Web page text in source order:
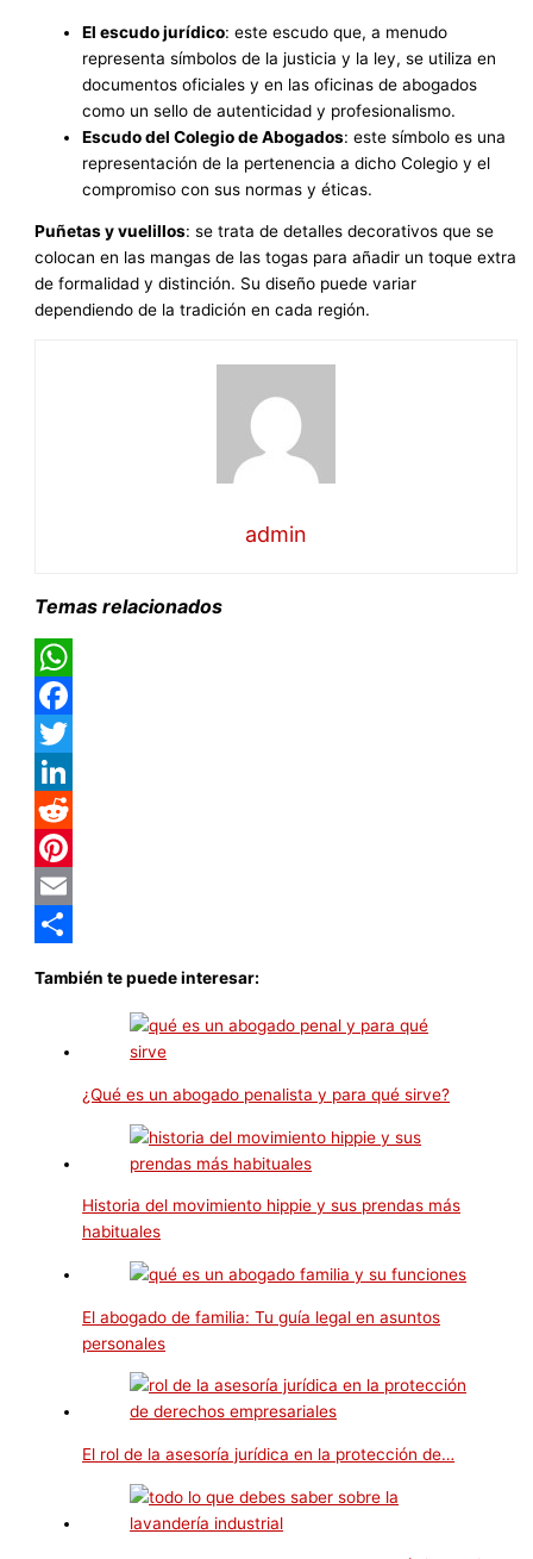
El escudo jurídico: este escudo que, a menudo
representa símbolos de la justicia y la ley, se utiliza en
documentos oficiales y en las oficinas de abogados
como un sello de autenticidad y profesionalismo.
Escudo del Colegio de Abogados: este símbolo es una
representación de la pertenencia a dicho Colegio y el
compromiso con sus normas y éticas.
Puñetas y vuelillos: se trata de detalles decorativos que se
colocan en las mangas de las togas para añadir un toque extra
de formalidad y distinción. Su diseño puede variar
dependiendo de la tradición en cada región.
admin
Temas relacionados
WhatsApp
Facebook
Twitter
LinkedIn
Reddit
Pinterest
Email
También te puede interesar:
¿Qué es un abogado penalista y para qué sirve?
Historia del movimiento hippie y sus prendas más
habituales
El abogado de familia: Tu guía legal en asuntos
personales
El rol de la asesoría jurídica en la protección de…